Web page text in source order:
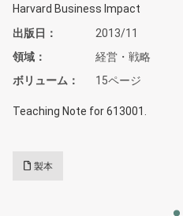
Harvard Business Impact
出版日
2013/11
領域
経営・戦略
ボリューム
15ページ
Teaching Note for 613001.
製本